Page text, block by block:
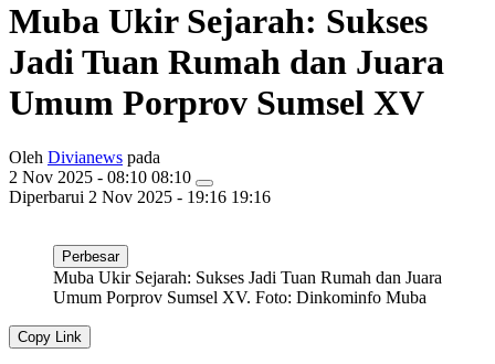
Muba Ukir Sejarah: Sukses
Jadi Tuan Rumah dan Juara
Umum Porprov Sumsel XV
Oleh Divianews pada
2 Nov 2025 - 08:10 08:10
Diperbarui 2 Nov 2025 - 19:16 19:16
Perbesar
Muba Ukir Sejarah: Sukses Jadi Tuan Rumah dan Juara
Umum Porprov Sumsel XV. Foto: Dinkominfo Muba
Copy Link